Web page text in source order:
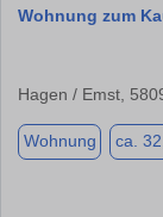
Wohnung zum
Hagen / Emst,
Wohnung ca.